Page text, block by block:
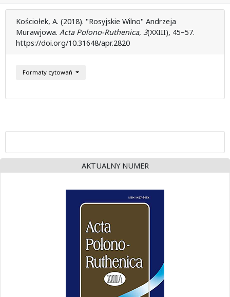
Kościołek, A. (2018). "Rosyjskie Wilno" Andrzeja
Murawjowa. Acta Polono-Ruthenica, 3(XXIII), 45–57.
https://doi.org/10.31648/apr.2820
Formaty cytowań
AKTUALNY NUMER